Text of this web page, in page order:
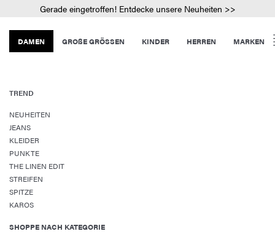
Gerade eingetroffen! Entdecke unsere Neuheiten >>
DAMEN GROßE GRÖSSEN KINDER HERREN MARKEN
TREND
NEUHEITEN
JEANS
KLEIDER
PUNKTE
THE LINEN EDIT
STREIFEN
SPITZE
KAROS
SHOPPE NACH KATEGORIE